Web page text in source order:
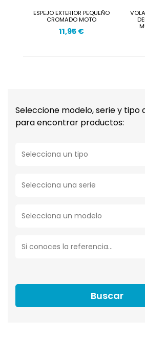
ESPEJO EXTERIOR PEQUEÑO
CROMADO MOTO
11,95 €
Seleccione modelo, serie y tipo
para encontrar productos:
Buscar